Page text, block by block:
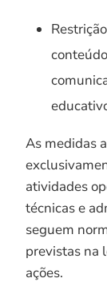
As medidas
atividades
técnicas e
seguem
previstas na
ações.